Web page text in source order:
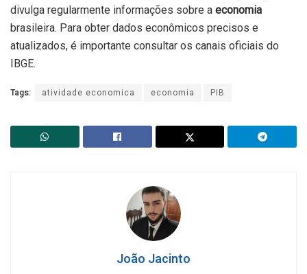
divulga regularmente informações sobre a economia
brasileira. Para obter dados econômicos precisos e
atualizados, é importante consultar os canais oficiais do
IBGE.
Tags: atividade economica economia PIB
João Jacinto